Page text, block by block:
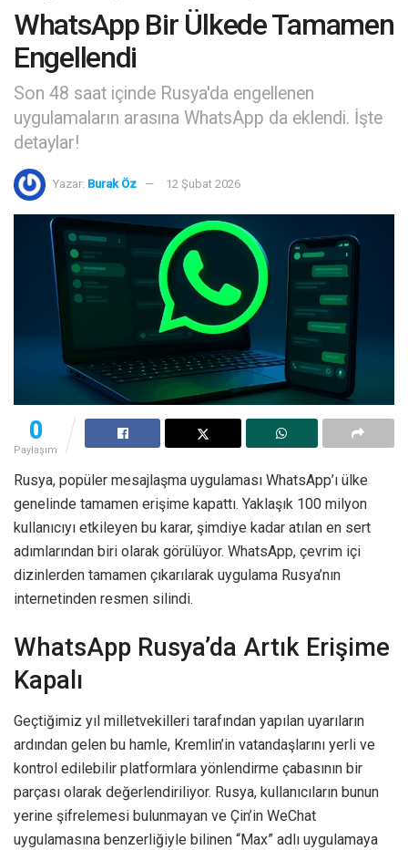
WhatsApp Bir Ülkede Tamamen
Engellendi
Son 48 saat içinde Rusya'da engellenen
uygulamaların arasına WhatsApp da eklendi. İşte
detaylar!
Yazar: Burak Öz 12 Şubat 2026
0
Paylaşım
Rusya, popüler mesajlaşma uygulaması WhatsApp’ı ülke
genelinde tamamen erişime kapattı. Yaklaşık 100 milyon
kullanıcıyı etkileyen bu karar, şimdiye kadar atılan en sert
adımlarından biri olarak görülüyor. WhatsApp, çevrim içi
dizinlerden tamamen çıkarılarak uygulama Rusya’nın
internetinden resmen silindi.
WhatsApp Rusya’da Artık Erişime
Kapalı
Geçtiğimiz yıl milletvekilleri tarafından yapılan uyarıların
ardından gelen bu hamle, Kremlin’in vatandaşlarını yerli ve
kontrol edilebilir platformlara yönlendirme çabasının bir
parçası olarak değerlendiriliyor. Rusya, kullanıcıların bunun
yerine şifrelemesi bulunmayan ve Çin’in WeChat
uygulamasına benzerliğiyle bilinen “Max” adlı uygulamaya